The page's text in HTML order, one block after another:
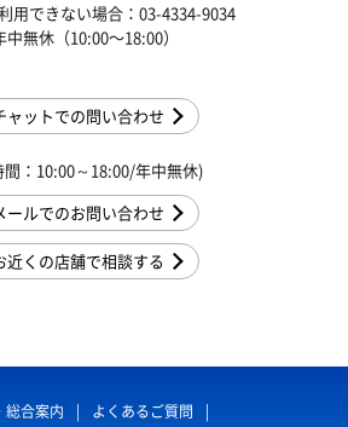
用できない場合：03-4334-9034
無休（10:00〜18:00）
ャットでの問い合わせ
間：10:00～18:00/年中無休)
ールでのお問い合わせ
近くの店舗で相談する
総合案内 よくあるご質問